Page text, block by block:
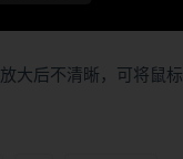
大后不清晰，可将鼠